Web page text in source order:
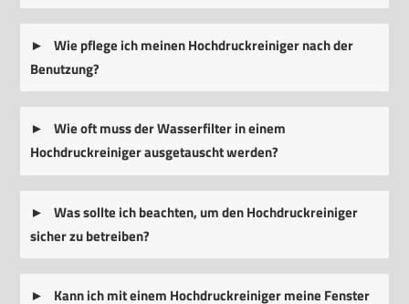
Wie pflege ich meinen Hochdruckreiniger nach der
Benutzung?
Wie oft muss der Wasserfilter in einem
Hochdruckreiniger ausgetauscht werden?
Was sollte ich beachten, um den Hochdruckreiniger
sicher zu betreiben?
Kann ich mit einem Hochdruckreiniger meine Fenster